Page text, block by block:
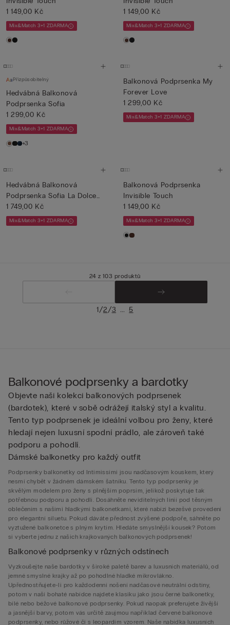
1 149,00 Kč
Mix&Match 3+1 ZDARMA
1 149,00 Kč
Mix&Match 3+1 ZDARMA
Přizpůsobitelný
Hedvábná Balkonová
Podprsenka Sofia
1 299,00 Kč
Mix&Match 3+1 ZDARMA
+3
Balkonová Podprsenka My
Forever Love
1 299,00 Kč
Mix&Match 3+1 ZDARMA
Hedvábná Balkonová
Podprsenka Sofia La Dolce
Vita
1 749,00 Kč
Mix&Match 3+1 ZDARMA
Balkonová Podprsenka
Invisible Touch
1 149,00 Kč
Mix&Match 3+1 ZDARMA
24 z 103 produktů
1/2/3 ... 5
Balkonové podprsenky a bardotky
Objevte naši kolekci balkonových podprsenek
(bardotek), které v sobě odrážejí italský styl a kvalitu.
Tento typ podprsenek je ideální volbou pro ženy, které
hledají nejen luxusní spodní prádlo, ale zároveň také
podporu a pohodlí.
Dámské balkonetky pro každý outfit
Podprsenky balkonetky od Intimissimi jsou nadčasovým kouskem, který
nesmí chybět v žádném dámském šatníku. Tento typ podprsenky je
skvělým modelem pro ženy s plnějším poprsím, jelikož poskytuje tak
potřebnou podporu a pohodlí. Dosáhněte neviditelných linií pod těsným
oblečením s našimi hladkými balkonetkami, které nabízí bezešvé provedení
pro elegantní siluetu. Pokud dáváte přednost zvýšené podpoře, sáhněte po
vyztužené balkonetce s plným krytím. Hledáte smyslnější kousek? Potom
si vyberte jednu z našich krajkovaných balkonových podprsenek!
Balkonové podprsenky v různých odstínech
Vyzkoušejte naše bardotky v široké paletě barev a luxusních materiálů, od
jemné smyslné krajky až po pohodlné hladké mikrovlákno.
Upřednostňujete-li pro každodenní nošení nadčasové neutrální odstíny,
potom v naší bohaté nabídce najdete klasiku jako jsou černé balkonetky,
bílé nebo béžové balkonové podprsenky. Pokud naopak preferujete živější
a jasnější barvy, potom vás určitě zaujmou například červené balkonové
podprsenky, nebo růžové či s leopardím vzorem. Naše nabídka luxusních